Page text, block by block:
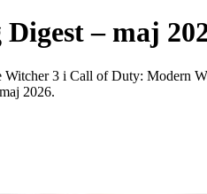
– maj
Witcher 3 i Call of Duty: Modern
2026.